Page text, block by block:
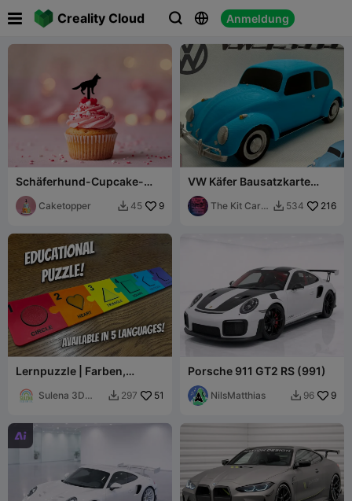
Creality Cloud   Anmeldung
 
Schäferhund-Cupcake-
Topper
Caketopper  45 9
VW Käfer Bausatzkarte
(Maßstab 1:24)
The Kit Card
 534 216
Lernpuzzle | Farben,
Sulena 3D
 297 51
Porsche 911 GT2 RS (991)
NilsMatthias  96 9
